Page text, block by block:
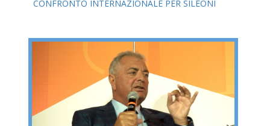
CONFRONTO INTERNAZIONALE PER SILEONI